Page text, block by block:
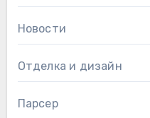
Новости
Отделка и дизайн
Парсер